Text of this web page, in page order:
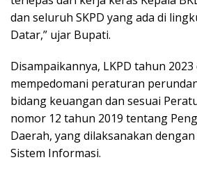
dan seluruh SKPD yang ada di
Datar,” ujar Bupati.
Disampaikannya, LKPD tahun
mempedomani peraturan
bidang keuangan dan sesuai
nomor 12 tahun 2019 tentang
Daerah, yang dilaksanakan
Sistem Informasi.